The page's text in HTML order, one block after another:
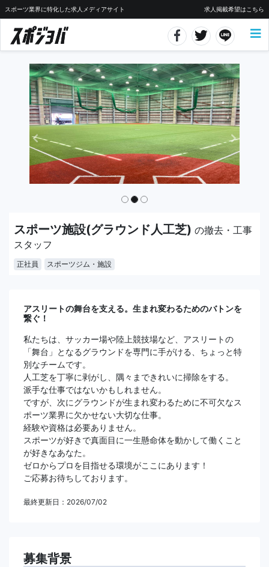
スポーツ業界に特化した求人メディアサイト 求人掲載希望はこちら
スポーツ施設(グラウンド人工芝) の撤去・工事
スタッフ
正社員 スポーツジム・施設
アスリートの舞台を支える。生まれ変わるためのバトンを
繋ぐ！
私たちは、サッカー場や陸上競技場など、アスリートの
「舞台」となるグラウンドを専門に手がける、ちょっと特
別なチームです。
人工芝を丁寧に剥がし、隅々まできれいに掃除をする。
派手な仕事ではないかもしれません。
ですが、次にグラウンドが生まれ変わるために不可欠なス
ポーツ業界に欠かせない大切な仕事。
経験や資格は必要ありません。
スポーツが好きで真面目に一生懸命体を動かして働くこと
が好きなあなた。
ゼロからプロを目指せる環境がここにあります！
ご応募お待ちしております。
最終更新日：2026/07/02
募集背景